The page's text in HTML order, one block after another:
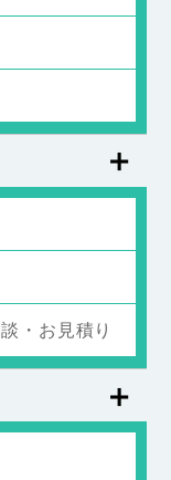
・お見積り